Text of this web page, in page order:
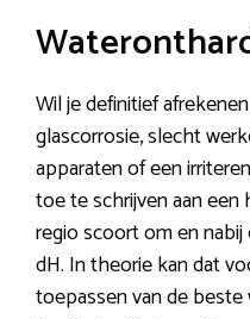
Wil je definitief
glascorrosie, slecht
apparaten of een
toe te schrijven aan
regio scoort om en
dH. In theorie kan dat
toepassen van de